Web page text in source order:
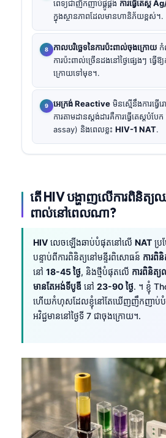
ពេទ្យជាញឹកញាប់ផ្គូផ្គង ការធ្វើតេស្ត
ក្នុងស្ថានភាពដែលមានហានិភ័យខ្ពស់។.
កាលបរិច្ឆេទនៃការប៉ះពាល់ចុងក្រោយ
ការប៉ះពាល់ច្រើនដងនៅថ្ងៃផ្សេងៗ ធ្វើឱ្
ក្រោយទៅមុខ។.
អេក្រង់ Reactive មិនស្មើនឹងការធ្វ
ការតាមដានស្តង់ដារគឺការធ្វើតេស្តបំ
assay) និងពេលខ្លះ HIV-1 NAT.
តើ HIV បង្ហាញលើការពិនិត្យឈ
ពាល់នៅពេលណា?
HIV លេចឡើងឆាប់បំផុតនៅលើ NAT ប្រ
បន្ទាប់ពីការពិនិត្យនៅមន្ទីរពិសោធន៍ ការពិ
នៅ 18-45 ថ្ងៃ, និងថ្មីបំផុតលើ ការពិនិត្
មានតែអង់ទីបូឌី នៅ 23-90 ថ្ងៃ. ។ ខ្ញុំ
ហើយកំហុសដែលខ្ញុំនៅតែឃើញញឹកញាប់បំ
អវិជ្ជមាននៅថ្ងៃទី 7 ជាចុងក្រោយ។.